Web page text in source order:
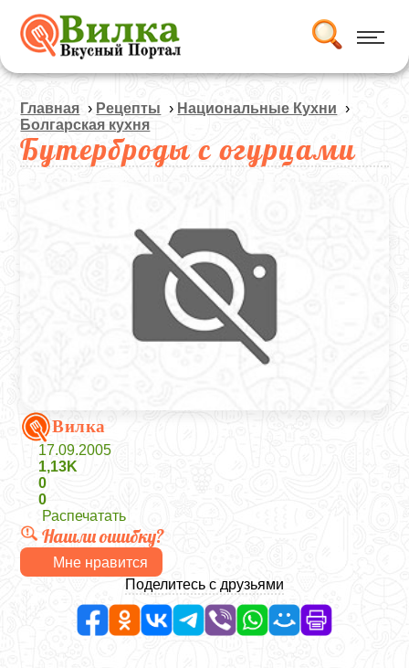
Главная › Рецепты › Национальные Кухни ›
Болгарская кухня
Бутерброды с огурцами
Вилка
17.09.2005
1,13K
0
0
Распечатать
Нашли ошибку?
Мне нравится
Поделитесь с друзьями